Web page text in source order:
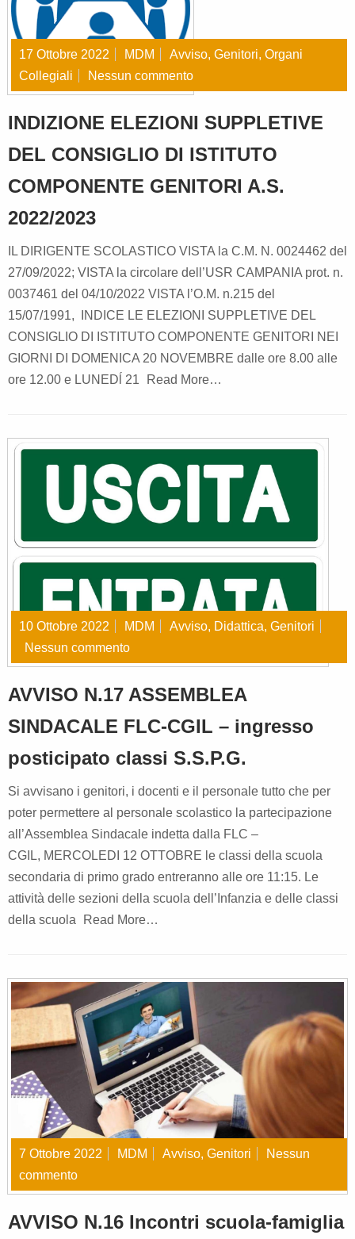
17 Ottobre 2022 MDM Avviso, Genitori, Organi
Collegiali
Nessun commento
INDIZIONE ELEZIONI SUPPLETIVE
DEL CONSIGLIO DI ISTITUTO
COMPONENTE GENITORI A.S.
2022/2023
IL DIRIGENTE SCOLASTICO VISTA la C.M. N. 0024462 del
27/09/2022; VISTA la circolare dell’USR CAMPANIA prot. n.
0037461 del 04/10/2022 VISTA l’O.M. n.215 del
15/07/1991, INDICE LE ELEZIONI SUPPLETIVE DEL
CONSIGLIO DI ISTITUTO COMPONENTE GENITORI NEI
GIORNI DI DOMENICA 20 NOVEMBRE dalle ore 8.00 alle
ore 12.00 e LUNEDĺ 21
Read More…
10 Ottobre 2022 MDM Avviso, Didattica, Genitori
Nessun commento
AVVISO N.17 ASSEMBLEA
SINDACALE FLC-CGIL – ingresso
posticipato classi S.S.P.G.
Si avvisano i genitori, i docenti e il personale tutto che per
poter permettere al personale scolastico la partecipazione
all’Assemblea Sindacale indetta dalla FLC –
CGIL, MERCOLEDI 12 OTTOBRE le classi della scuola
secondaria di primo grado entreranno alle ore 11:15. Le
attività delle sezioni della scuola dell’Infanzia e delle classi
della scuola
Read More…
7 Ottobre 2022 MDM Avviso, Genitori
Nessun
commento
AVVISO N.16 Incontri scuola-famiglia